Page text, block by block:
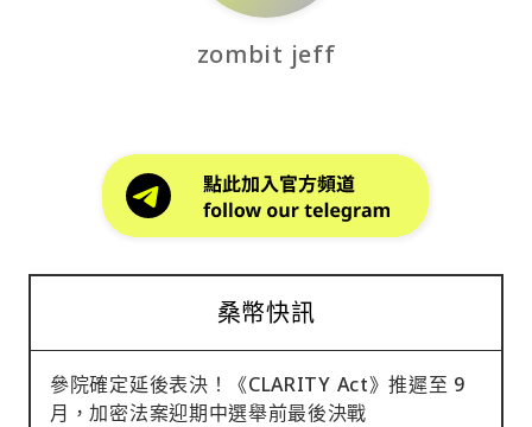
zombit jeff
桑幣快訊
參院確定延後表決！《CLARITY Act》推遲至 9
月，加密法案迎期中選舉前最後決戰